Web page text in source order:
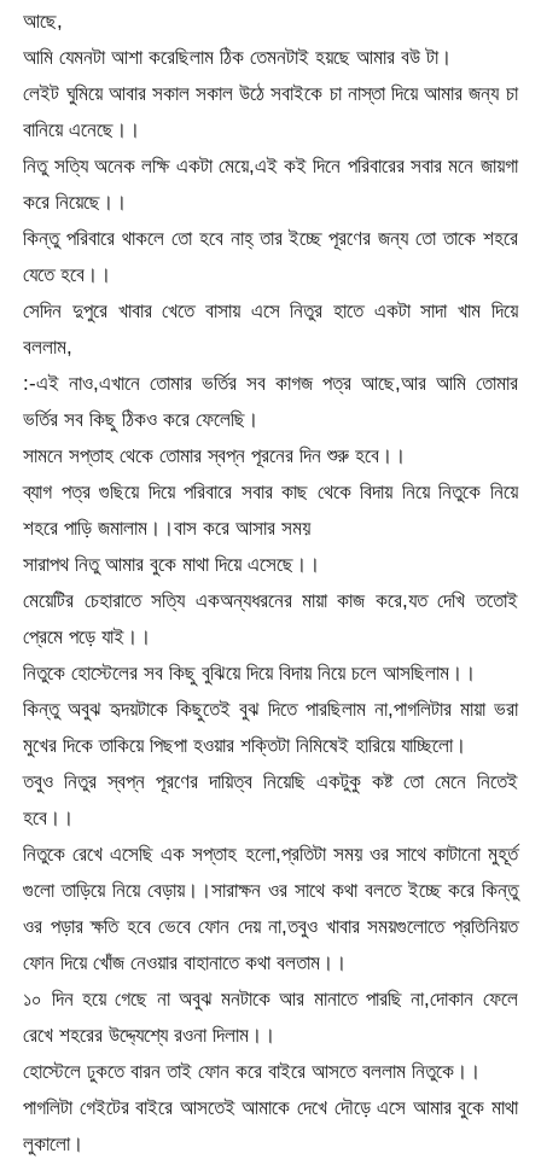
আছে,
আমি যেমনটা আশা করেছিলাম ঠিক তেমনটাই হয়ছে আমার বউ টা।
লেইট ঘুমিয়ে আবার সকাল সকাল উঠে সবাইকে চা নাস্তা দিয়ে আমার জন্য চা
বানিয়ে এনেছে।।
নিতু সত্যি অনেক লক্ষি একটা মেয়ে,এই কই দিনে পরিবারের সবার মনে জায়গা
করে নিয়েছে।।
কিন্তু পরিবারে থাকলে তো হবে নাহ্ তার ইচ্ছে পূরণের জন্য তো তাকে শহরে
যেতে হবে।।
সেদিন দুপুরে খাবার খেতে বাসায় এসে নিতুর হাতে একটা সাদা খাম দিয়ে
বললাম,
:-এই নাও,এখানে তোমার ভর্তির সব কাগজ পত্র আছে,আর আমি তোমার
ভর্তির সব কিছু ঠিকও করে ফেলেছি।
সামনে সপ্তাহ থেকে তোমার স্বপ্ন পূরনের দিন শুরু হবে।।
ব্যাগ পত্র গুছিয়ে দিয়ে পরিবারে সবার কাছ থেকে বিদায় নিয়ে নিতুকে নিয়ে
শহরে পাড়ি জমালাম।।বাস করে আসার সময়
সারাপথ নিতু আমার বুকে মাথা দিয়ে এসেছে।।
মেয়েটির চেহারাতে সত্যি একঅন্যধরনের মায়া কাজ করে,যত দেখি ততোই
প্রেমে পড়ে যাই।।
নিতুকে হোস্টেলের সব কিছু বুঝিয়ে দিয়ে বিদায় নিয়ে চলে আসছিলাম।।
কিন্তু অবুঝ হৃদয়টাকে কিছুতেই বুঝ দিতে পারছিলাম না,পাগলিটার মায়া ভরা
মুখের দিকে তাকিয়ে পিছপা হওয়ার শক্তিটা নিমিষেই হারিয়ে যাচ্ছিলো।
তবুও নিতুর স্বপ্ন পূরণের দায়িত্ব নিয়েছি একটুকু কষ্ট তো মেনে নিতেই
হবে।।
নিতুকে রেখে এসেছি এক সপ্তাহ হলো,প্রতিটা সময় ওর সাথে কাটানো মুহূর্ত
গুলো তাড়িয়ে নিয়ে বেড়ায়।।সারাক্ষন ওর সাথে কথা বলতে ইচ্ছে করে কিন্তু
ওর পড়ার ক্ষতি হবে ভেবে ফোন দেয় না,তবুও খাবার সময়গুলোতে প্রতিনিয়ত
ফোন দিয়ে খোঁজ নেওয়ার বাহানাতে কথা বলতাম।।
১০ দিন হয়ে গেছে না অবুঝ মনটাকে আর মানাতে পারছি না,দোকান ফেলে
রেখে শহরের উদ্দ্যেশ্যে রওনা দিলাম।।
হোস্টেলে ঢুকতে বারন তাই ফোন করে বাইরে আসতে বললাম নিতুকে।।
পাগলিটা গেইটের বাইরে আসতেই আমাকে দেখে দৌড়ে এসে আমার বুকে মাথা
লুকালো।